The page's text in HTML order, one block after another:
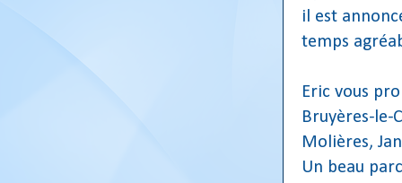
il est
temps
Eric vous
Bruyères-le-
Molières,
Un beau